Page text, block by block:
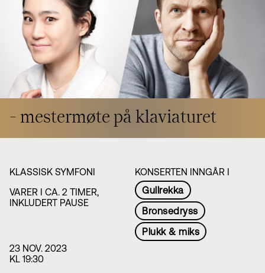
TSOs venner
Bærekraft & samfunn
TSO mot 2030
Opera
Barn & unge
TSO talent
Princess Astrid International Music Competition
Jobbe hos oss
Samarbeidspartnere
Nyheter
- mestermøte på klaviaturet
23 NOV. 2023
KL 19:30
KLASSISK SYMFONI
VARER I CA. 2 TIMER,
INKLUDERT PAUSE
KONSERTEN INNGÅR I
Gullrekka
Bronsedryss
Plukk & miks